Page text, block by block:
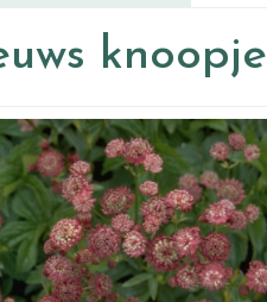
knoopje